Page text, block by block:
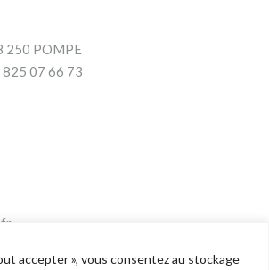
accepter », vous consentez au stockage
250 POMPE
825 07 66 73